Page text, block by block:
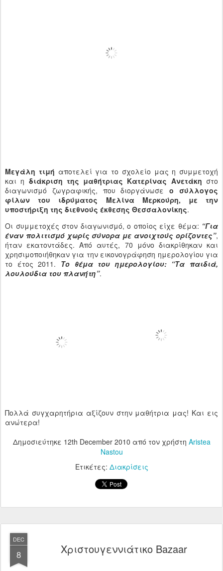
Μεγάλη τιμή αποτελεί για το σχολείο μας η συμμετοχή
και η διάκριση της μαθήτριας Κατερίνας Ανετάκη στο
διαγωνισμό ζωγραφικής, που διοργάνωσεο σύλλογος
φίλων του ιδρύματος Μελίνα Μερκούρη, με την
υποστήριξη της διεθνούς έκθεσης Θεσσαλονίκης.
Οι συμμετοχές στον διαγωνισμό, ο οποίος είχε θέμα: “Για
έναν πολιτισμό χωρίς σύνορα με ανοιχτούς ορίζοντες”,
ήταν εκατοντάδες. Από αυτές, 70 μόνο διακρίθηκαν και
χρησιμοποιήθηκαν για την εικονογράφηση ημερολογίου για
το έτος 2011. Το θέμα του ημερολογίου: “Τα παιδιά,
λουλούδια του πλανήτη”.
Πολλά συγχαρητήρια αξίζουν στην μαθήτρια μας! Και εις
ανώτερα!
Δημοσιεύτηκε 12th December 2010 από τον χρήστη Aristea
Nastou
Ετικέτες: Διακρίσεις
DEC
8 Χριστουγεννιάτικο Bazaar